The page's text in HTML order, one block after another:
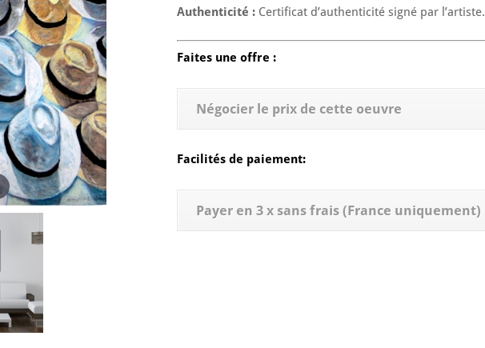
a
Authenticité : Certificat d’authenticité signé par l’artiste.
Faites une offre :
Négocier le prix de cette oeuvre
Facilités de paiement:
Payer en 3 x sans frais (France uniquement)